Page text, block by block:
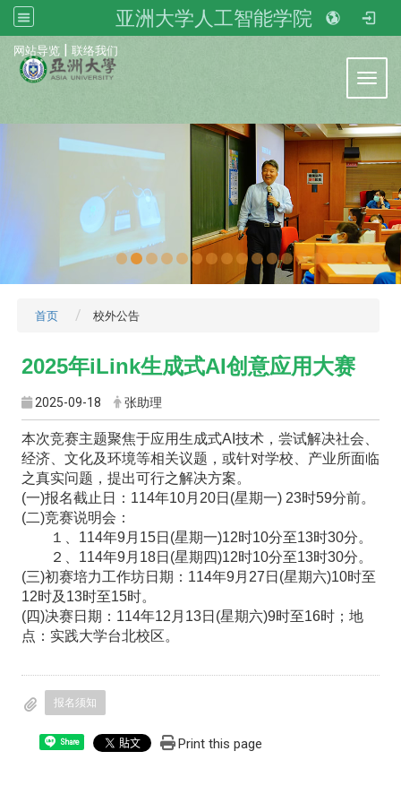
亚洲大学人工智能学院
网站导览 | 联络我们
首页 校外公告
2025年iLink生成式AI创意应用大赛
2025-09-18 张助理
本次竞赛主题聚焦于应用生成式AI技术，尝试解决社会、
经济、文化及环境等相关议题，或针对学校、产业所面临
之真实问题，提出可行之解决方案。
(一)报名截止日：114年10月20日(星期一) 23时59分前。
(二)竞赛说明会：
１、114年9月15日(星期一)12时10分至13时30分。
２、114年9月18日(星期四)12时10分至13时30分。
(三)初赛培力工作坊日期：114年9月27日(星期六)10时至
12时及13时至15时。
(四)决赛日期：114年12月13日(星期六)9时至16时；地
点：实践大学台北校区。
报名须知
Share Print this page